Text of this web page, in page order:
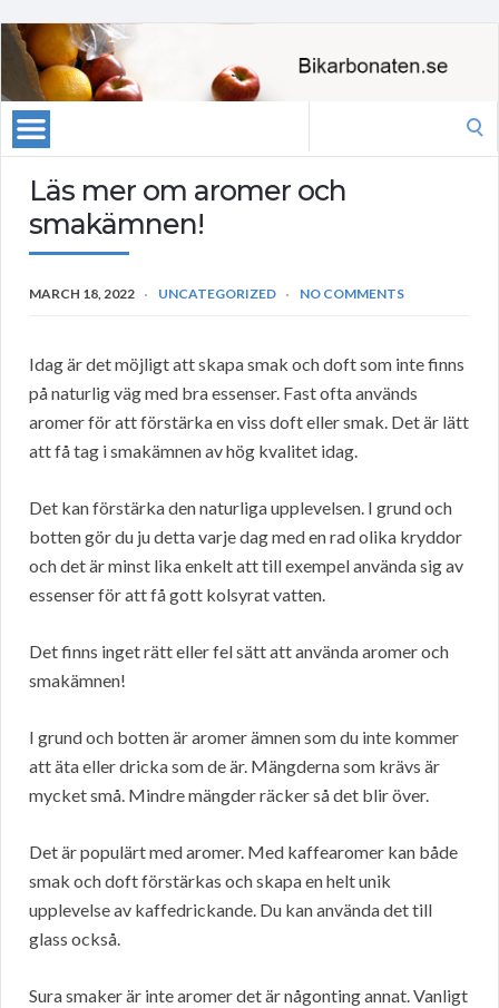
Läs mer om aromer och
smakämnen!
MARCH 18, 2022 UNCATEGORIZED NO COMMENTS
Idag är det möjligt att skapa smak och doft som inte finns
på naturlig väg med bra essenser. Fast ofta används
aromer för att förstärka en viss doft eller smak. Det är lätt
att få tag i smakämnen av hög kvalitet idag.
Det kan förstärka den naturliga upplevelsen. I grund och
botten gör du ju detta varje dag med en rad olika kryddor
och det är minst lika enkelt att till exempel använda sig av
essenser för att få gott kolsyrat vatten.
Det finns inget rätt eller fel sätt att använda aromer och
smakämnen!
I grund och botten är aromer ämnen som du inte kommer
att äta eller dricka som de är. Mängderna som krävs är
mycket små. Mindre mängder räcker så det blir över.
Det är populärt med aromer. Med kaffearomer kan både
smak och doft förstärkas och skapa en helt unik
upplevelse av kaffedrickande. Du kan använda det till
glass också.
Sura smaker är inte aromer det är någonting annat. Vanligt